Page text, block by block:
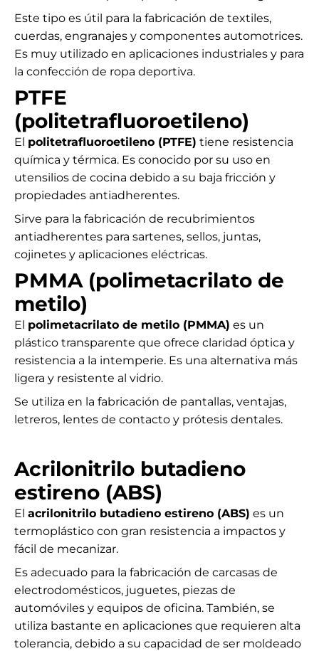
Este tipo es útil para la fabricación de textiles,
cuerdas, engranajes y componentes automotrices.
Es muy utilizado en aplicaciones industriales y para
la confección de ropa deportiva.
PTFE
(politetrafluoroetileno)
El politetrafluoroetileno (PTFE) tiene resistencia
química y térmica. Es conocido por su uso en
utensilios de cocina debido a su baja fricción y
propiedades antiadherentes.
Sirve para la fabricación de recubrimientos
antiadherentes para sartenes, sellos, juntas,
cojinetes y aplicaciones eléctricas.
PMMA (polimetacrilato de
metilo)
El polimetacrilato de metilo (PMMA) es un
plástico transparente que ofrece claridad óptica y
resistencia a la intemperie. Es una alternativa más
ligera y resistente al vidrio.
Se utiliza en la fabricación de pantallas, ventajas,
letreros, lentes de contacto y prótesis dentales.
Acrilonitrilo butadieno
estireno (ABS)
El acrilonitrilo butadieno estireno (ABS) es un
termoplástico con gran resistencia a impactos y
fácil de mecanizar.
Es adecuado para la fabricación de carcasas de
electrodomésticos, juguetes, piezas de
automóviles y equipos de oficina. También, se
utiliza bastante en aplicaciones que requieren alta
tolerancia, debido a su capacidad de ser moldeado